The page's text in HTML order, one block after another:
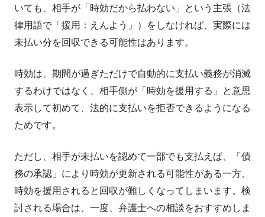
いても、相手が「時効だから払わない」という主張（法
律用語で「援用：えんよう」）をしなければ、実際には
未払い分を回収できる可能性はあります。
時効は、期間が過ぎただけで自動的に支払い義務が消滅
するわけではなく、相手側が「時効を援用する」と意思
表示して初めて、法的に支払いを拒否できるようになる
ためです。
ただし、相手が未払いを認めて一部でも支払えば、「債
務の承認」により時効が更新される可能性がある一方、
時効を援用されると回収が難しくなってしまいます。検
討される場合は、一度、弁護士への相談をおすすめしま